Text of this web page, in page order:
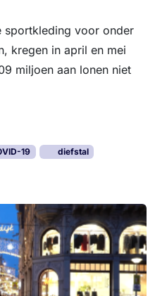
sportkleding voor onder
kregen in april en mei
miljoen aan lonen niet
19
diefstal